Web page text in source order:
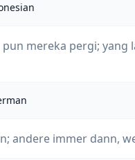
mereka pergi; yang
andere immer dann,